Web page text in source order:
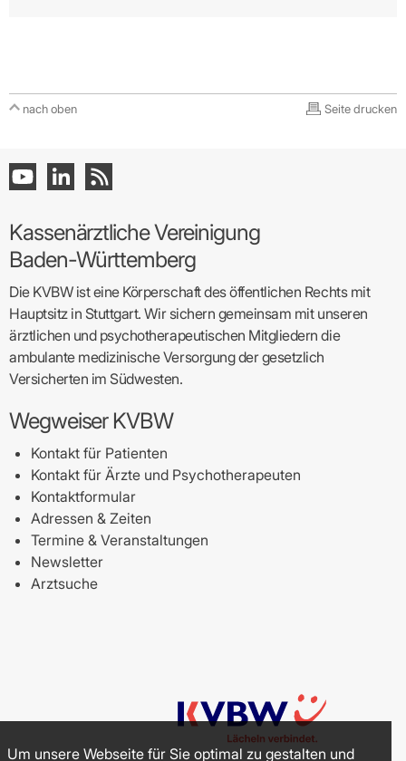
nach oben Seite drucken
Kassenärztliche Vereinigung
Baden-Württemberg
Die KVBW ist eine Körperschaft des öffentlichen Rechts mit
Hauptsitz in Stuttgart. Wir sichern gemeinsam mit unseren
ärztlichen und psychotherapeutischen Mitgliedern die
ambulante medizinische Versorgung der gesetzlich
Versicherten im Südwesten.
Wegweiser KVBW
Kontakt für Patienten
Kontakt für Ärzte und Psychotherapeuten
Kontaktformular
Adressen & Zeiten
Termine & Veranstaltungen
Newsletter
Arztsuche
Um unsere Webseite für Sie optimal zu gestalten und